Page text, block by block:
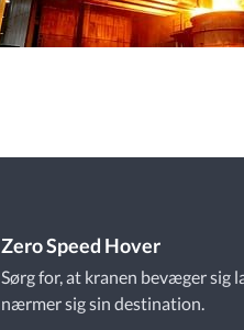
Zero Speed Hover
Sørg for, at kranen bevæger sig
nærmer sig sin destination.